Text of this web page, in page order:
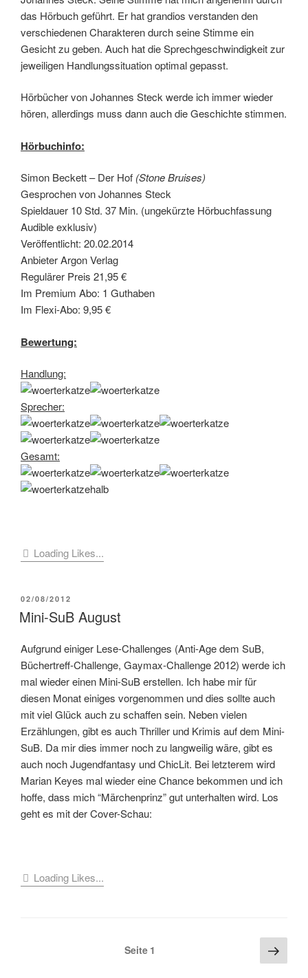
das Hörbuch geführt. Er hat grandios verstanden den
verschiedenen Charakteren durch seine Stimme ein
Gesicht zu geben. Auch hat die Sprechgeschwindigkeit zur
jeweiligen Handlungssituation optimal gepasst.
Hörbücher von Johannes Steck werde ich immer wieder
hören, allerdings muss dann auch die Geschichte stimmen.
Hörbuchinfo:
Simon Beckett – Der Hof (Stone Bruises)
Gesprochen von Johannes Steck
Spieldauer 10 Std. 37 Min. (ungekürzte Hörbuchfassung
Audible exklusiv)
Veröffentlicht: 20.02.2014
Anbieter Argon Verlag
Regulärer Preis 21,95 €
Im Premium Abo: 1 Guthaben
Im Flexi-Abo: 9,95 €
Bewertung:
Handlung:
Sprecher:
Gesamt:
Loading Likes...
VERÖFFENTLICHT
AM
02/08/2012
Mini-SuB August
Aufgrund einiger Lese-Challenges (Anti-Age dem SuB,
Büchertreff-Challenge, Gaymax-Challenge 2012) werde ich
mal wieder einen Mini-SuB erstellen. Ich habe mir für
diesen Monat einiges vorgenommen und dies sollte auch
mit viel Glück auch zu schaffen sein. Neben vielen
Erzählungen, gibt es auch Thriller und Krimis auf dem Mini-
SuB. Da mir dies immer noch zu langweilig wäre, gibt es
auch noch Jugendfantasy und ChicLit. Bei letzterem wird
Marian Keyes mal wieder eine Chance bekommen und ich
hoffe, dass mich “Märchenprinz” gut unterhalten wird. Los
geht es mit der Cover-Schau:
Loading Likes...
Seitennummerierung
Seite 1
Seite